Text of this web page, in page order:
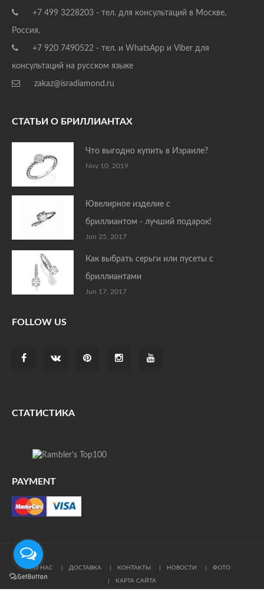
+7 499 3228203 - тел. для консультаций в Москве,
Россия.
+7 920 7490522 - тел. и WhatsApp и Viber для
консультаций на русском языке
zakaz@isradiamond.ru
СТАТЬИ О БРИЛЛИАНТАХ
Что выгодно купить в Израиле?
Nov 10, 2019
Ювелирное изделие с
бриллиантом - лучший подарок!
Jun 25, 2017
Как выбрать серьги или пусеты с
бриллиантами
Jun 17, 2017
FOLLOW US
СТАТИСТИКА
PAYMENT
О НАС ДОСТАВКА КОНТАКТЫ НОВОСТИ ФОТО
КАРТА САЙТА